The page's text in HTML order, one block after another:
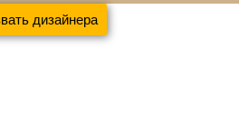
дизайнера